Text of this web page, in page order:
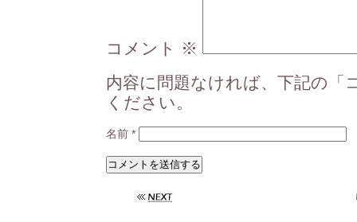
コメント
※
内容に問題なければ、下記の「
ください。
名前 *